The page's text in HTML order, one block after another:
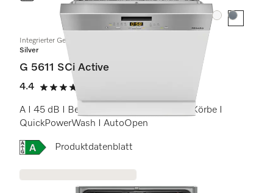
Farbe:Farbe:
Integrierter Geschirrspüler
Silver
G 5611 SCi Active
4.4
4.4 Sterne von 5
A I 45 dB I Besteckschublade I Comfort Körbe I
QuickPowerWash I AutoOpen
Onlinelabel Image, Energielabel
Produktdatenblatt